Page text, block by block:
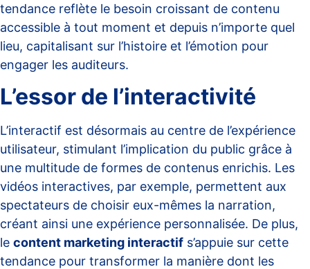
tendance reflète le besoin croissant de contenu
accessible à tout moment et depuis n’importe quel
lieu, capitalisant sur l’histoire et l’émotion pour
engager les auditeurs.
L’essor de l’interactivité
L’interactif est désormais au centre de l’expérience
utilisateur, stimulant l’implication du public grâce à
une multitude de formes de contenus enrichis. Les
vidéos interactives, par exemple, permettent aux
spectateurs de choisir eux-mêmes la narration,
créant ainsi une expérience personnalisée. De plus,
le content marketing interactif s’appuie sur cette
tendance pour transformer la manière dont les